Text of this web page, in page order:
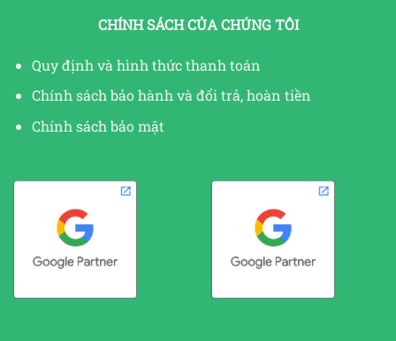
CHÍNH SÁCH CỦA CHÚNG TÔI
Quy định và hình thức thanh toán
Chính sách bảo hành và đổi trả, hoàn tiền
Chính sách bảo mật